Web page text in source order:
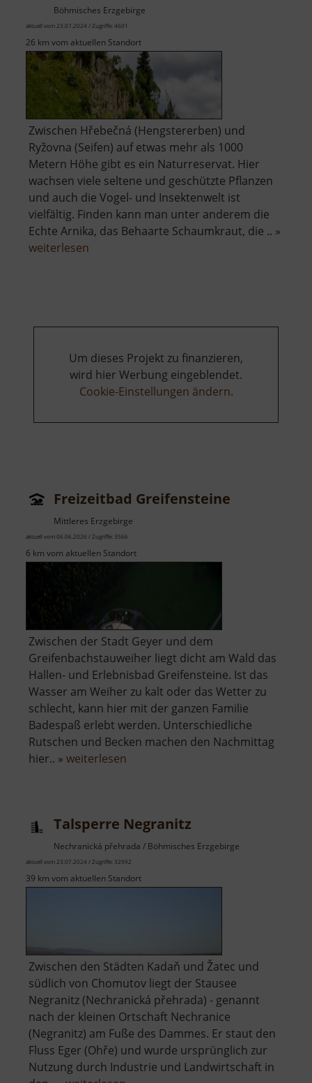
Böhmisches Erzgebirge
aktuell vom 23.07.2024 / Zugriffe: 4601
26 km vom aktuellen Standort
Zwischen Hřebečná (Hengstererben) und
Ryžovna (Seifen) auf etwas mehr als 1000
Metern Höhe gibt es ein Naturreservat. Hier
wachsen viele seltene und geschützte Pflanzen
und auch die Vogel- und Insektenwelt ist
vielfältig. Finden kann man unter anderem die
Echte Arnika, das Behaarte Schaumkraut, die .. »
weiterlesen
Um dieses Projekt zu finanzieren,
wird hier Werbung eingeblendet.
Cookie-Einstellungen ändern.
Freizeitbad Greifensteine
Mittleres Erzgebirge
aktuell vom 06.06.2026 / Zugriffe: 3566
6 km vom aktuellen Standort
Zwischen der Stadt Geyer und dem
Greifenbachstauweiher liegt dicht am Wald das
Hallen- und Erlebnisbad Greifensteine. Ist das
Wasser am Weiher zu kalt oder das Wetter zu
schlecht, kann hier mit der ganzen Familie
Badespaß erlebt werden. Unterschiedliche
Rutschen und Becken machen den Nachmittag
hier.. » weiterlesen
Talsperre Negranitz
Nechranická přehrada / Böhmisches Erzgebirge
aktuell vom 23.07.2024 / Zugriffe: 32992
39 km vom aktuellen Standort
Zwischen den Städten Kadaň und Žatec und
südlich von Chomutov liegt der Stausee
Negranitz (Nechranická přehrada) - genannt
nach der kleinen Ortschaft Nechranice
(Negranitz) am Fuße des Dammes. Er staut den
Fluss Eger (Ohře) und wurde ursprünglich zur
Nutzung durch Industrie und Landwirtschaft in